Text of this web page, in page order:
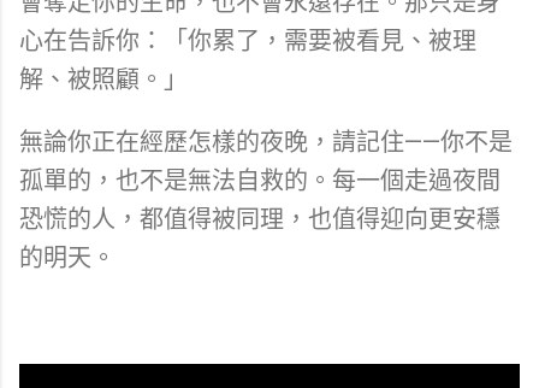
心在告訴你：「你累了，需要被看見、被理
解、被照顧。」
無論你正在經歷怎樣的夜晚，請記住——你不是
孤單的，也不是無法自救的。每一個走過夜間
恐慌的人，都值得被同理，也值得迎向更安穩
的明天。